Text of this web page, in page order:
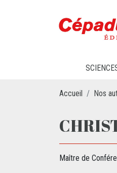
Accueil Nos
Maître de